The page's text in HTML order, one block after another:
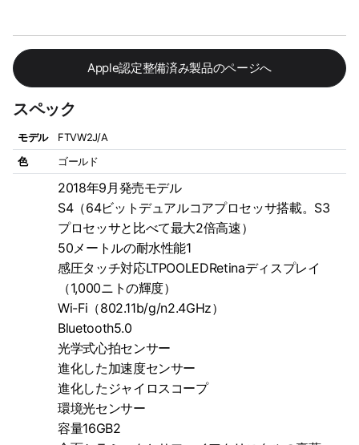
Apple認定整備済み製品のページへ
スペック
モデル
FTVW2J/A
色
ゴールド
2018年9月発売モデル
S4（64ビットデュアルコアプロセッサ搭載。S3
プロセッサと比べて最大2倍高速）
50メートルの耐水性能1
感圧タッチ対応LTPOOLEDRetinaディスプレイ
（1,000ニトの輝度）
Wi-Fi（802.11b/g/n2.4GHz）
Bluetooth5.0
光学式心拍センサー
進化した加速度センサー
進化したジャイロスコープ
環境光センサー
容量16GB2